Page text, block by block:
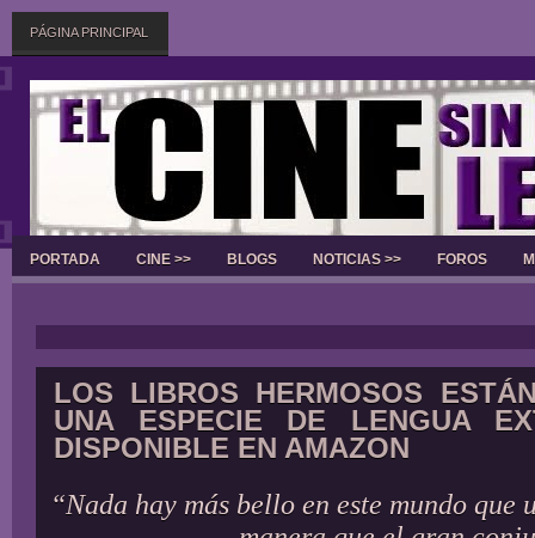
PÁGINA PRINCIPAL
PORTADA CINE >> BLOGS NOTICIAS >> FOROS
LOS LIBROS HERMOSOS
UNA ESPECIE DE LENGUA
DISPONIBLE EN AMAZON
“Nada hay más bello en este mundo que